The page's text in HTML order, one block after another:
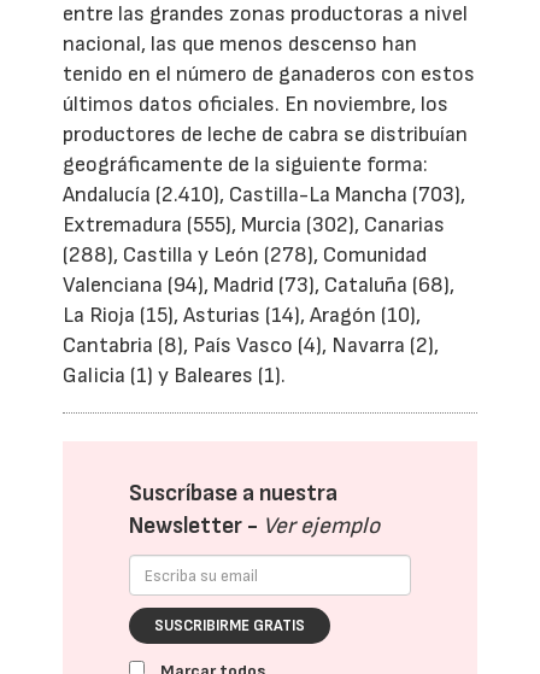
entre las grandes zonas productoras a nivel
nacional, las que menos descenso han
tenido en el número de ganaderos con estos
últimos datos oficiales. En noviembre, los
productores de leche de cabra se distribuían
geográficamente de la siguiente forma:
Andalucía (2.410), Castilla-La Mancha (703),
Extremadura (555), Murcia (302), Canarias
(288), Castilla y León (278), Comunidad
Valenciana (94), Madrid (73), Cataluña (68),
La Rioja (15), Asturias (14), Aragón (10),
Cantabria (8), País Vasco (4), Navarra (2),
Galicia (1) y Baleares (1).
Suscríbase a nuestra
Newsletter - Ver ejemplo
SUSCRIBIRME GRATIS